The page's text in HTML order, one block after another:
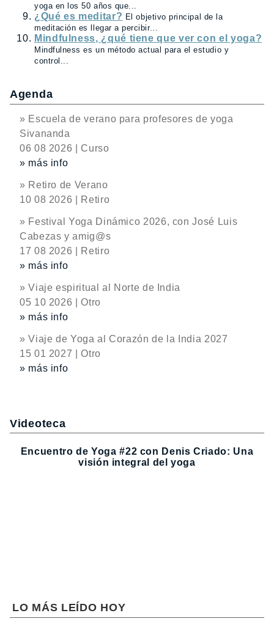
yoga en los 50 años que...
¿Qué es meditar? El objetivo principal de la
meditación es llegar a percibir...
Mindfulness, ¿qué tiene que ver con el yoga?
Mindfulness es un método actual para el estudio y
control...
Agenda
» Escuela de verano para profesores de yoga
Sivananda
06 08 2026 | Curso
» más info
» Retiro de Verano
10 08 2026 | Retiro
» Festival Yoga Dinámico 2026, con José Luis
Cabezas y amig@s
17 08 2026 | Retiro
» más info
» Viaje espiritual al Norte de India
05 10 2026 | Otro
» más info
» Viaje de Yoga al Corazón de la India 2027
15 01 2027 | Otro
» más info
Videoteca
Encuentro de Yoga #22 con Denis Criado: Una
visión integral del yoga
LO MÁS LEÍDO HOY